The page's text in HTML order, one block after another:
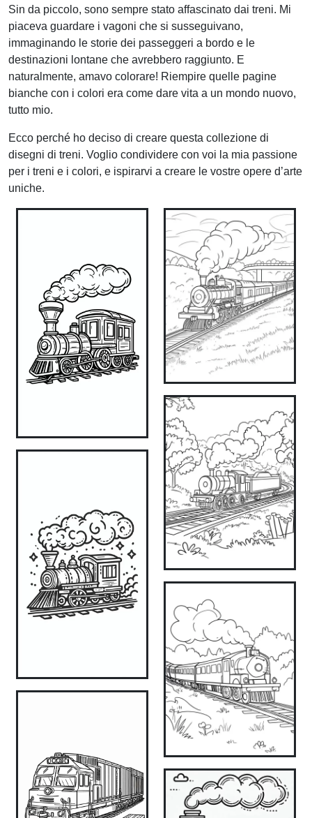
Sin da piccolo, sono sempre stato affascinato dai treni. Mi
piaceva guardare i vagoni che si susseguivano,
immaginando le storie dei passeggeri a bordo e le
destinazioni lontane che avrebbero raggiunto. E
naturalmente, amavo colorare! Riempire quelle pagine
bianche con i colori era come dare vita a un mondo nuovo,
tutto mio.
Ecco perché ho deciso di creare questa collezione di
disegni di treni. Voglio condividere con voi la mia passione
per i treni e i colori, e ispirarvi a creare le vostre opere d’arte
uniche.